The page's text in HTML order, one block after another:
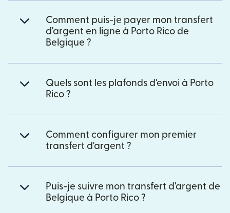
Comment puis-je payer mon transfert
d'argent en ligne à Porto Rico de
Belgique ?
Quels sont les plafonds d'envoi à Porto
Rico ?
Comment configurer mon premier
transfert d'argent ?
Puis-je suivre mon transfert d'argent de
Belgique à Porto Rico ?